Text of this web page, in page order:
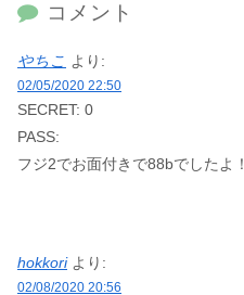
コメント
やちこ より:
02/05/2020 22:50
SECRET: 0
PASS:
フジ2でお面付きで88bでしたよ！
hokkori より:
02/08/2020 20:56